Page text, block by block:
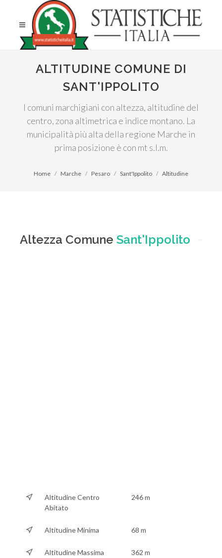
ALTITUDINE COMUNE DI
SANT'IPPOLITO
I comuni marchigiani con altezza, altitudine del
centro, zona altimetrica e indice montano. La
municipalità più alta della regione Marche in
prima posizione è con mt s.l.m.
Home Marche Pesaro Sant'Ippolito Altitudine
Altezza Comune Sant'Ippolito
Altitudine Centro
Abitato
246 m
Altitudine Minima 68 m
Altitudine Massima 362 m